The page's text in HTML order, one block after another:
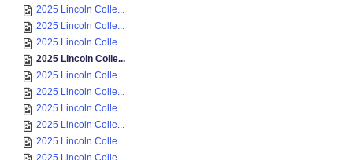
2025 Lincoln Colle...
2025 Lincoln Colle...
2025 Lincoln Colle...
2025 Lincoln Colle...
2025 Lincoln Colle...
2025 Lincoln Colle...
2025 Lincoln Colle...
2025 Lincoln Colle...
2025 Lincoln Colle...
2025 Lincoln Colle...